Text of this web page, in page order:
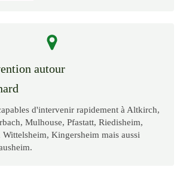
autour
d'intervenir rapidement à Altkirch,
Mulhouse, Pfastatt, Riedisheim,
Kingersheim mais aussi